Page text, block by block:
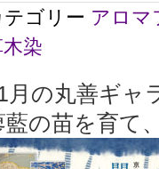
テゴリー アロマ
染
月の丸善ギャ
藍の苗を育て